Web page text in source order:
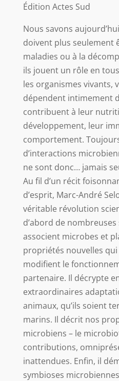
Édition Actes Sud
Nous savons
doivent plus seulement
maladies ou à la
ils jouent un rôle en
les organismes vivants,
dépendent intimement
contribuent à leur
développement, leur
comportement.
d’interactions
ne sont donc… jamais
Au fil d’un récit
d’esprit, Marc-André
véritable révolution
d’abord de
associent microbes et
propriétés nouvelles
modifient le
partenaire. Il décrypte
extraordinaires
animaux, qu’ils soient
marins. Il décrit nos
microbiens – le
contributions,
inattendues. Enfin, il
symbioses